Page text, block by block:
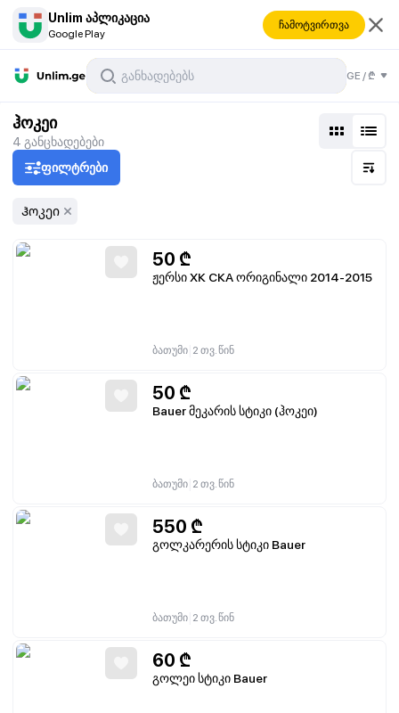
Unlim აპლიკაცია
Google Play
ჩამოტვირთვა
GE /₾
ჰოკეი
4 განცხადებები
ფილტრები
Ჰოკეი
50 ₾
ჟერსი ХК СКА ორიგინალი 2014-2015
ბათუმი 2 თვ. წინ
50 ₾
Bauer მეკარის სტიკი (ჰოკეი)
ბათუმი 2 თვ. წინ
550 ₾
გოლკარერის სტიკი Bauer
ბათუმი 2 თვ. წინ
60 ₾
გოლეი სტიკი Bauer